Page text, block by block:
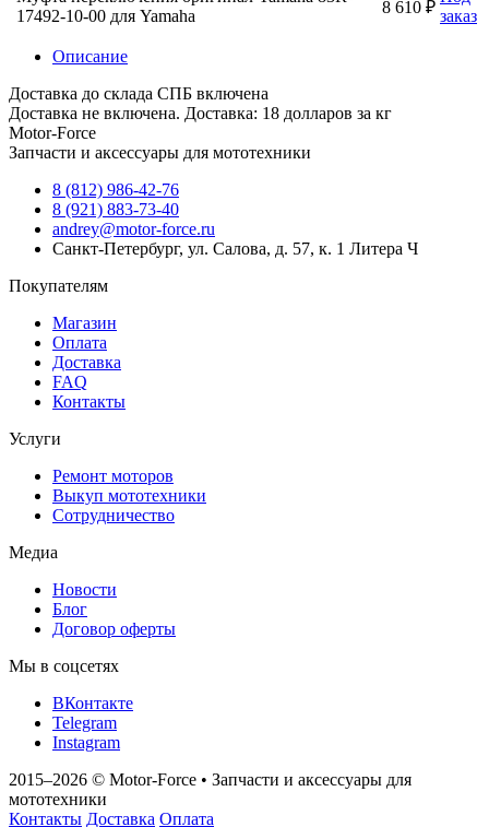
17492-10-00 для Yamaha
8 610 ₽ заказ
Описание
Доставка до склада СПБ включена
Доставка не включена. Доставка: 18 долларов за кг
Motor-Force
Запчасти и аксессуары для мототехники
8 (812) 986-42-76
8 (921) 883-73-40
andrey@motor-force.ru
Санкт-Петербург, ул. Салова, д. 57, к. 1 Литера Ч
Покупателям
Магазин
Оплата
Доставка
FAQ
Контакты
Услуги
Ремонт моторов
Выкуп мототехники
Сотрудничество
Медиа
Новости
Блог
Договор оферты
Мы в соцсетях
ВКонтакте
Telegram
Instagram
2015–2026 © Motor‑Force • Запчасти и аксессуары для
мототехники
Контакты Доставка Оплата